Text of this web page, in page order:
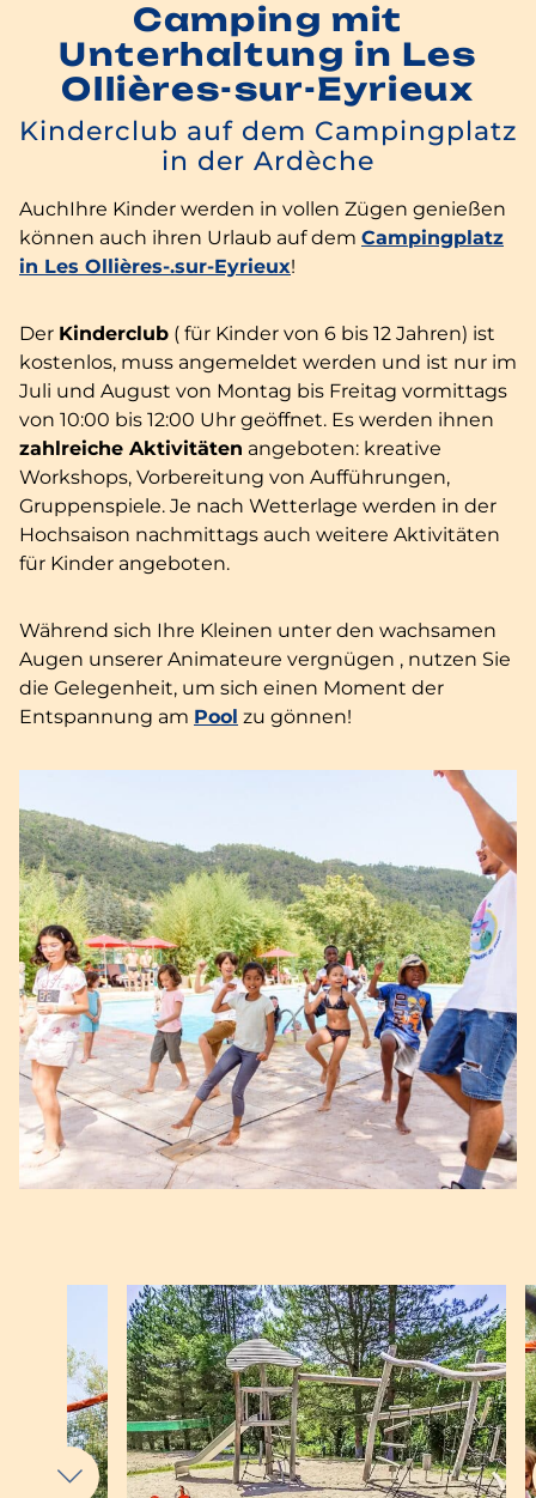
Camping mit
Unterhaltung in Les
Ollières-sur-Eyrieux
Kinderclub auf dem Campingplatz
in der Ardèche
AuchIhre Kinder werden in vollen Zügen genießen
können auch ihren Urlaub auf dem Campingplatz
in Les Ollières-.sur-Eyrieux!
Der Kinderclub ( für Kinder von 6 bis 12 Jahren) ist
kostenlos, muss angemeldet werden und ist nur im
Juli und August von Montag bis Freitag vormittags
von 10:00 bis 12:00 Uhr geöffnet. Es werden ihnen
zahlreiche Aktivitäten angeboten: kreative
Workshops, Vorbereitung von Aufführungen,
Gruppenspiele. Je nach Wetterlage werden in der
Hochsaison nachmittags auch weitere Aktivitäten
für Kinder angeboten.
Während sich Ihre Kleinen unter den wachsamen
Augen unserer Animateure vergnügen , nutzen Sie
die Gelegenheit, um sich einen Moment der
Entspannung am Pool zu gönnen!